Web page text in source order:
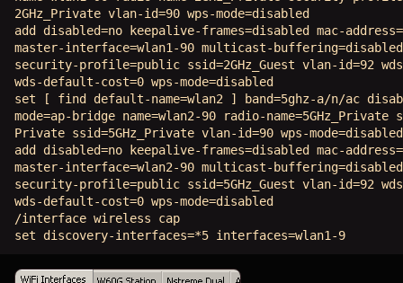
2GHz_Private vlan-id=90 wps-mode=disabled
add disabled=no keepalive-frames=disabled mac-
master-interface=wlan1-90 multicast-buffering=disabled
security-profile=public ssid=2GHz_Guest vlan-id=92
wds-default-cost=0 wps-mode=disabled
set [ find default-name=wlan2 ] band=5ghz-a/n/ac
mode=ap-bridge name=wlan2-90 radio-
Private ssid=5GHz_Private vlan-id=90 wps-mode=disabled
add disabled=no keepalive-frames=disabled mac-
master-interface=wlan2-90 multicast-buffering=disabled
security-profile=public ssid=5GHz_Guest vlan-id=92
wds-default-cost=0 wps-mode=disabled
/interface wireless cap